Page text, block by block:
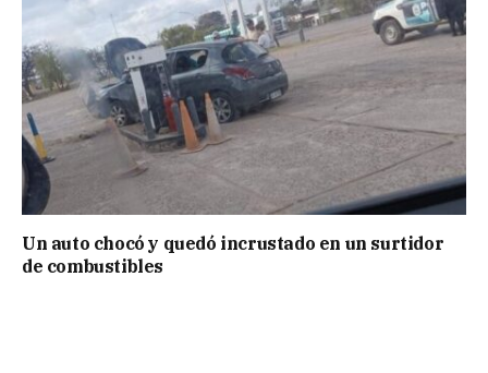
Un auto chocó y quedó incrustado en un surtidor
de combustibles